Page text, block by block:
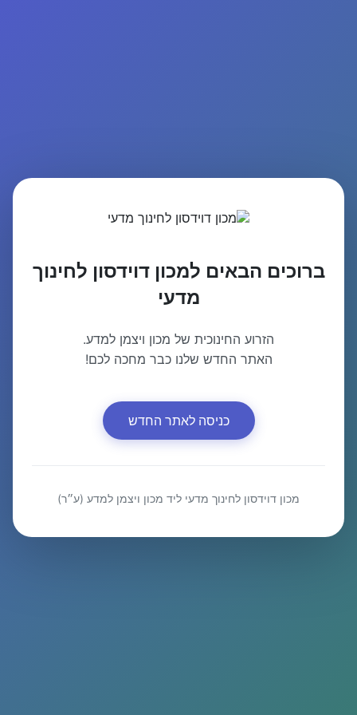
ברוכים הבאים למכון דוידסון לחינוך
מדעי
הזרוע החינוכית של מכון ויצמן למדע.
האתר החדש שלנו כבר מחכה לכם!
כניסה לאתר החדש
מכון דוידסון לחינוך מדעי ליד מכון ויצמן למדע (ע״ר)